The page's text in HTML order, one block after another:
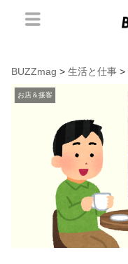
BUZZmag > 生活と仕事 >
お店＆接客